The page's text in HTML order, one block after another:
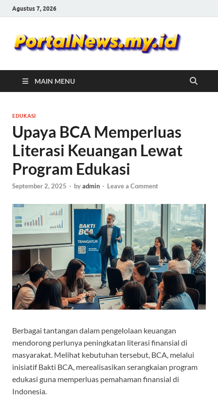
Agustus 7, 2026
MAIN MENU
EDUKASI
Upaya BCA Memperluas
Literasi Keuangan Lewat
Program Edukasi
September 2, 2025 - byadmin - Leave a Comment
Berbagai tantangan dalam pengelolaan keuangan
mendorong perlunya peningkatan literasi finansial di
masyarakat. Melihat kebutuhan tersebut, BCA, melalui
inisiatif Bakti BCA, merealisasikan serangkaian program
edukasi guna memperluas pemahaman finansial di
Indonesia.